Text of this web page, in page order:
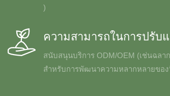
)
ความสามารถในการปรับ
สนับสนุนบริการ ODM/OEM (เช่นฉล
สำหรับการพัฒนาความหลากหลายของ